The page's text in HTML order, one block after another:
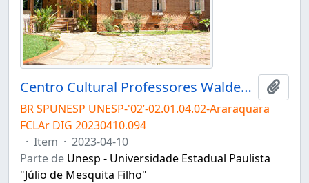
Centro Cultural Professores Waldemar e Heleieth Saffioti "Chácara Sapucaia"
BR SPUNESP UNESP-'02’-02.01.04.02-Araraquara
FCLAr DIG 20230410.094
· Item · 2023-04-10
Parte de Unesp - Universidade Estadual Paulista
"Júlio de Mesquita Filho"